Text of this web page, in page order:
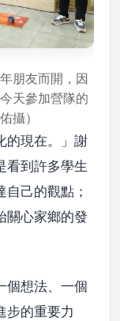
朋友而開，因
天參加營隊的
攝）
的現在。」謝
看到許多學生
己的觀點；
關心家鄉的發
個想法、一個
步的重要力